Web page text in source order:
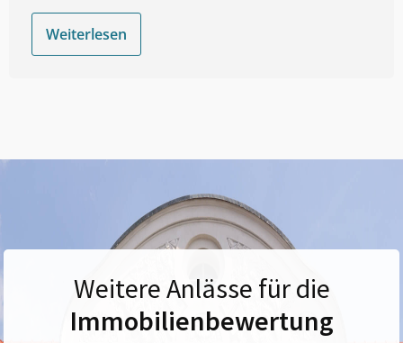
Weiterlesen
Weitere Anlässe für die
Immobilienbewertung